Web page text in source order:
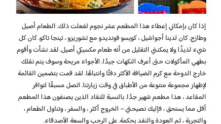
إذا كان بإمكاني إعطاء هذا المطعم عشر نجوم لفعلت ذلك. الطعام أصيل
وطازج. كان لدينا أجواشيل ، كويسو فونديدو مع تشوريزو ، تينجا تاكو. كان كل
شيء لذيذًا ولا يمكنني التقليل من أنه طعام مكسيكي أصيل. لقد نشأت وأقوم
بطهي المأكولات حتى أعرف النكهات جيدًا. الأجواء مريحة وسوف يتم نقلك
خارج الدوحة مع كرم الضيافة الأكثر دفئًا وانتباهًا. لقد قمت بتضمين القائمة
لإظهار مجموعة متنوعة من الأطباق في وقت زيارتنا. اتصل مسبقًا لتوافر
المقاعد ، هذا مطعم شهير جدًا. بالنسبة للنقاد الذين يصنفون هذا المطعم
أقل مما يستحق ، فإليك نصيحتي – الخروج أكثر ، والسفر ، وتناول الطعام ،
والتجربة ، ثم العودة والنقد بحكمة. على الرحب والسعة الأصدقاء.